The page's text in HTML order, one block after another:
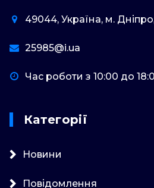
49044, Україна, м.
25985@i.ua
Час роботи з 10:00 до
Категорії
Новини
Повідомлення